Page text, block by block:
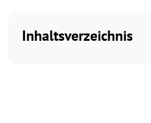
Inhaltsverzeichnis